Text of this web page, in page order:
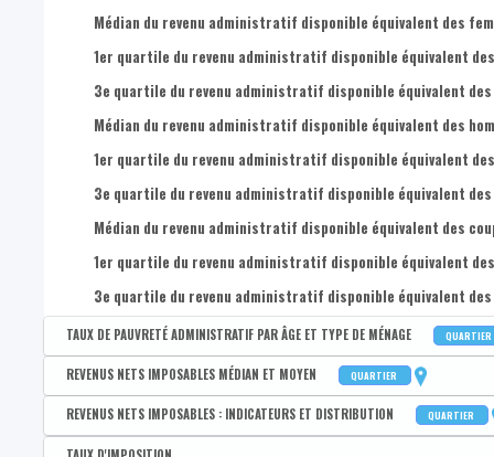
Médian du revenu administratif disponible équivalent des
1er quartile du revenu administratif disponible équivalent
3e quartile du revenu administratif disponible équivalent des
Médian du revenu administratif disponible équivalent des
1er quartile du revenu administratif disponible équivalent
3e quartile du revenu administratif disponible équivalent des
Médian du revenu administratif disponible équivalent des
1er quartile du revenu administratif disponible équivalent
3e quartile du revenu administratif disponible équivalent des
TAUX DE PAUVRETÉ ADMINISTRATIF PAR ÂGE ET TYPE DE MÉNAGE QUARTIER
Disponible par : Commune - Arrondissement - Province - Quartier
Taux de pauvreté administratif de la population
Taux de pauvreté administratif des 0-17 ans
REVENUS NETS IMPOSABLES MÉDIAN ET MOYEN QUARTIER
Disponible par : Commune - Arrondissement - Province - Quartier
Revenu médian par déclaration
REVENUS NETS IMPOSABLES : INDICATEURS ET DISTRIBUTION QUARTIER